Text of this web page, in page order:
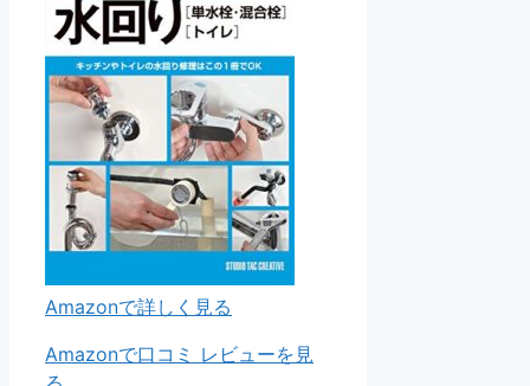
Amazonで詳しく見る
Amazonで口コミ レビューを見